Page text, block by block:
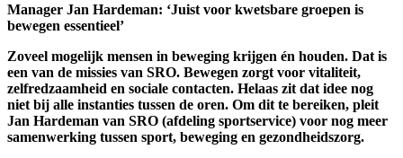
Manager Jan Hardeman: ‘Juist voor kwetsbare groepen is
bewegen essentieel’
Zoveel mogelijk mensen in beweging krijgen én houden. Dat is
een van de missies van SRO. Bewegen zorgt voor vitaliteit,
zelfredzaamheid en sociale contacten. Helaas zit dat idee nog
niet bij alle instanties tussen de oren. Om dit te bereiken, pleit
Jan Hardeman van SRO (afdeling sportservice) voor nog meer
samenwerking tussen sport, beweging en gezondheidszorg.